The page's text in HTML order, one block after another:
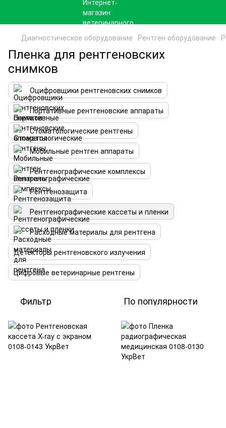
Диагностическое оборудование Рентген оборудование
Пленка для рентгеновских
снимков
Оцифровщики рентгеновских снимков
Портативные рентгеновские аппараты
Стоматологические рентгены
Мобильные рентген аппараты
Рентгенографические комплексы
Рентгенозащита
Рентгенографические кассеты и пленки
Расходные материалы для рентгена
Детекторы рентгеновского излучения
Цифровые ветеринарные рентгены
Фильтр По популярности